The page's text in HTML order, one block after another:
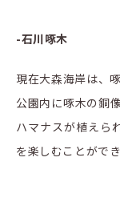
-石川啄木
現在大森海岸は、
公園内に啄木の銅
ハマナスが植えら
を楽しむことがで